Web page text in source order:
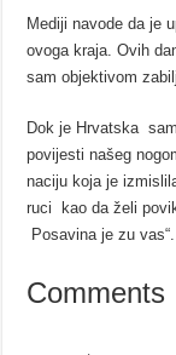
Mediji navode da je
ovoga kraja. Ovih
sam objektivom
Dok je Hrvatska
povijesti našeg
naciju koja je
ruci kao da želi
Posavina je zu vas“.
Comments